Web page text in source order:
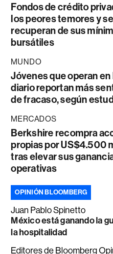
Fondos de crédito
los peores temores y se
recuperan de sus
bursátiles
MUNDO
Jóvenes que operan en
diario reportan más
de fracaso, según
MERCADOS
Berkshire recompra
propias por US$4.500
tras elevar sus
operativas
OPINIÓN BLOOMBERG
Juan Pablo Spinetto
México está ganando la
la hospitalidad
Editores de Bloomberg